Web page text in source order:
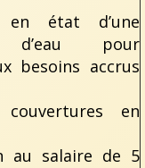
en état d’une
d’eau pour
besoins accrus
couvertures en
au salaire de 5